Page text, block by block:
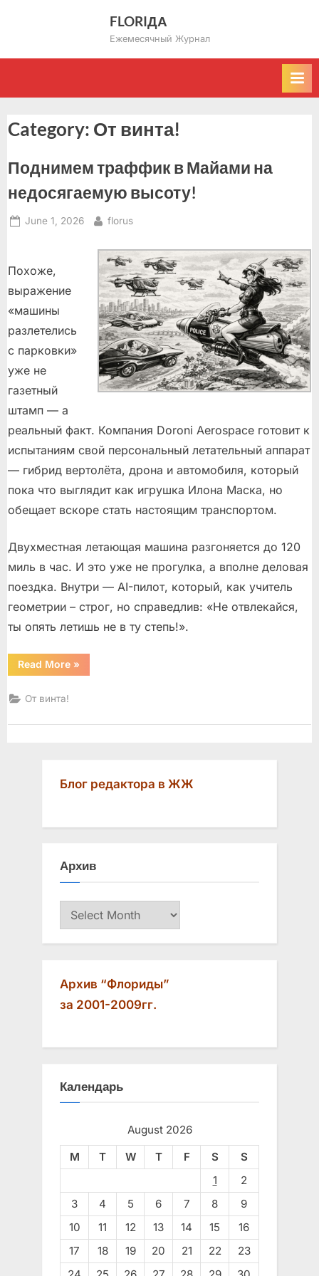
FLORIДА
Ежемесячный Журнал
Category: От винта!
Поднимем траффик в Майами на
недосягаемую высоту!
Posted
June 1, 2026 By
florus
Похоже,
выражение
«машины
разлетелись
с парковки»
уже не
газетный
штамп — а
реальный факт. Компания Doroni Aerospace готовит к
испытаниям свой персональный летательный аппарат
— гибрид вертолёта, дрона и автомобиля, который
пока что выглядит как игрушка Илона Маска, но
обещает вскоре стать настоящим транспортом.
Двухместная летающая машина разгоняется до 120
миль в час. И это уже не прогулка, а вполне деловая
поездка. Внутри — AI-пилот, который, как учитель
геометрии – строг, но справедлив: «Не отвлекайся,
ты опять летишь не в ту степь!».
Read More“Поднимем
траффик
высоту!”
»
От винта!
Блог редактора в ЖЖ
Архив
Архив
Архив “Флориды”
за 2001-2009гг.
Календарь
August 2026
M
T W T F S
S
1
2
3
4 5 6 7 8
9
10
11 12 13 14 15
16
17
18 19 20 21 22
23